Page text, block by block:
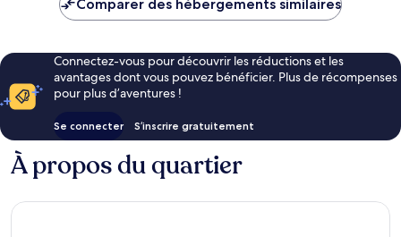
Comparer des hébergements similaires
Connectez-vous pour découvrir les réductions et les
avantages dont vous pouvez bénéficier. Plus de récompenses
pour plus d’aventures !
Se connecter S’inscrire gratuitement
À propos du quartier